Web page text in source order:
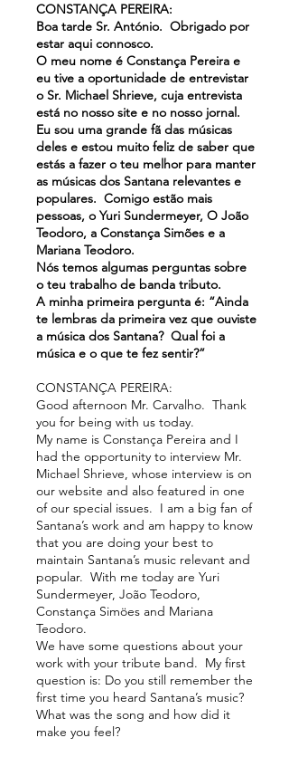
CONSTANÇA PEREIRA:
Boa tarde Sr. António. Obrigado por
estar aqui connosco.
O meu nome é Constança Pereira e
eu tive a oportunidade de entrevistar
o Sr. Michael Shrieve, cuja entrevista
está no nosso site e no nosso jornal.
Eu sou uma grande fã das músicas
deles e estou muito feliz de saber que
estás a fazer o teu melhor para manter
as músicas dos Santana relevantes e
populares. Comigo estão mais
pessoas, o Yuri Sundermeyer, O João
Teodoro, a Constança Simões e a
Mariana Teodoro.
Nós temos algumas perguntas sobre
o teu trabalho de banda tributo.
A minha primeira pergunta é: “Ainda
te lembras da primeira vez que ouviste
a música dos Santana? Qual foi a
música e o que te fez sentir?”
CONSTANÇA PEREIRA:
Good afternoon Mr. Carvalho. Thank
you for being with us today.
My name is Constança Pereira and I
had the opportunity to interview Mr.
Michael Shrieve, whose interview is on
our website and also featured in one
of our special issues. I am a big fan of
Santana’s work and am happy to know
that you are doing your best to
maintain Santana’s music relevant and
popular. With me today are Yuri
Sundermeyer, João Teodoro,
Constança Simöes and Mariana
Teodoro.
We have some questions about your
work with your tribute band. My first
question is: Do you still remember the
first time you heard Santana’s music?
What was the song and how did it
make you feel?